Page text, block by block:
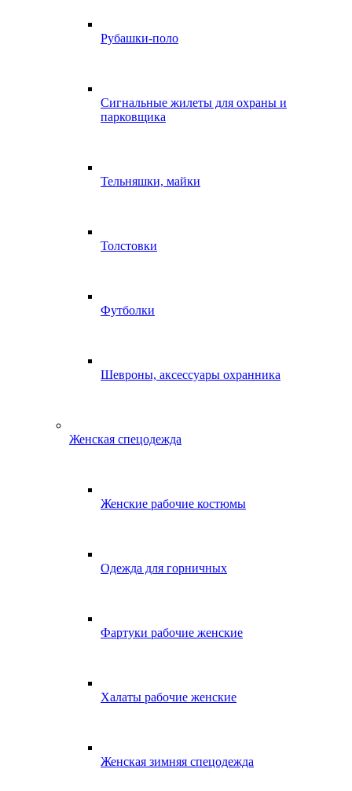
Рубашки-поло
Сигнальные жилеты для охраны и
парковщика
Тельняшки, майки
Толстовки
Футболки
Шевроны, аксессуары охранника
Женская спецодежда
Женские рабочие костюмы
Одежда для горничных
Фартуки рабочие женские
Халаты рабочие женские
Женская зимняя спецодежда